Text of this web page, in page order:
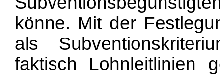
könne. Mit der
als
faktisch Lohnleitlinien